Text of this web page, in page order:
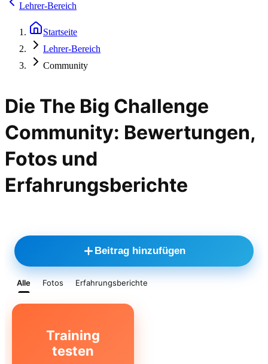
Lehrer-Bereich
Startseite
Lehrer-Bereich
Community
Die The Big Challenge
Community: Bewertungen,
Fotos und
Erfahrungsberichte
Beitrag hinzufügen
Alle Fotos Erfahrungsberichte
Training
testen